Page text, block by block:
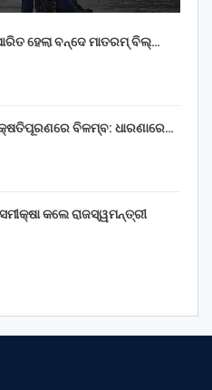
ହେଲା ବନ୍ଦେ ମାତରମ୍‌ ବିଲ୍‌…
ବିଳମ୍ବ: ଧାରଣାରେ…
କଲେ ରାଜସ୍ୱମନ୍ତ୍ରୀ